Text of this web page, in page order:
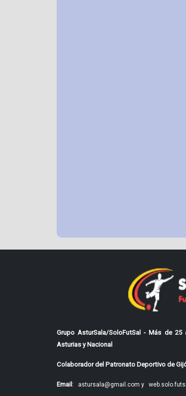
Grupo AsturSala/SoloFutSal - Más de
Asturias y Nacional
Colaborador del Patronato Deportivo de
Email: astursala@gmail.com y